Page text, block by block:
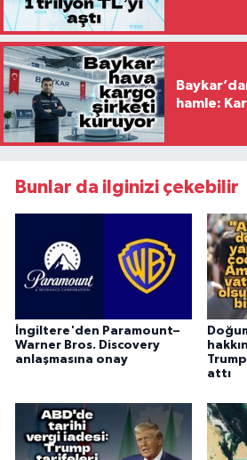
hamle:
Bunlar da ilginizi çekebilir
İngiltere'den Paramount–
Warner Bros. Discovery
anlaşmasına onay
attı